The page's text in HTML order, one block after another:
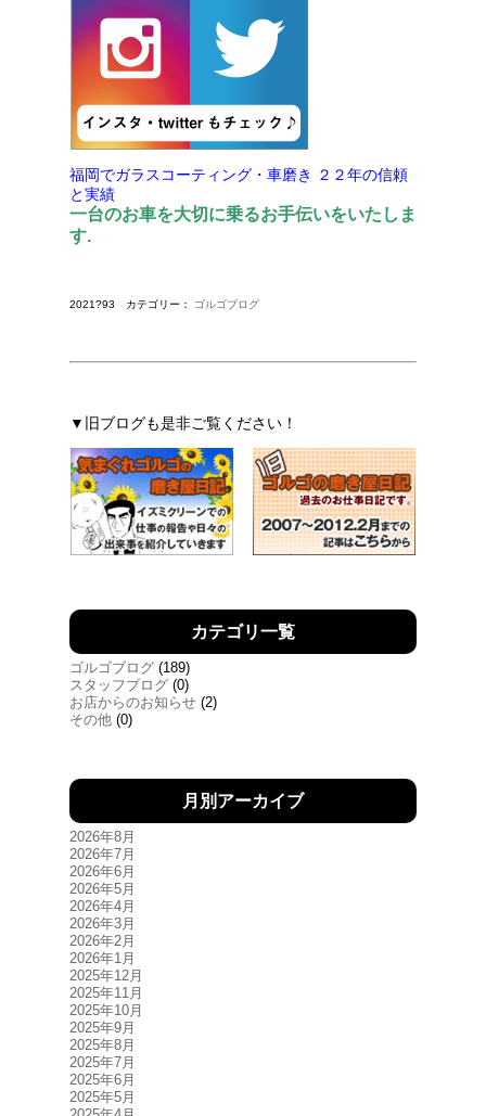
福岡でガラスコーティング・車磨き
２２年の信頼
と実績
一台のお車を大切に乗るお手伝いをいたしま
す.
2021?93 カテゴリー： ゴルゴブログ
▼旧ブログも是非ご覧ください！
カテゴリ一覧
ゴルゴブログ (189)
スタッフブログ (0)
お店からのお知らせ (2)
その他 (0)
月別アーカイブ
2026年8月
2026年7月
2026年6月
2026年5月
2026年4月
2026年3月
2026年2月
2026年1月
2025年12月
2025年11月
2025年10月
2025年9月
2025年8月
2025年7月
2025年6月
2025年5月